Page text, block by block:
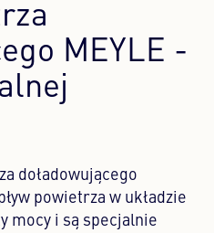
MEYLE -
doładowującego
powietrza w układzie
mocy i są specjalnie